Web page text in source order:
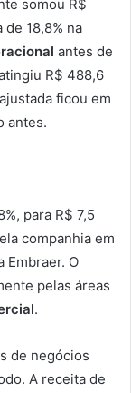
somou R$
18,8% na
antes de
R$ 488,6
ficou em
antes.
para R$ 7,5
companhia em
Embraer. O
pelas áreas
.
de negócios
A receita de